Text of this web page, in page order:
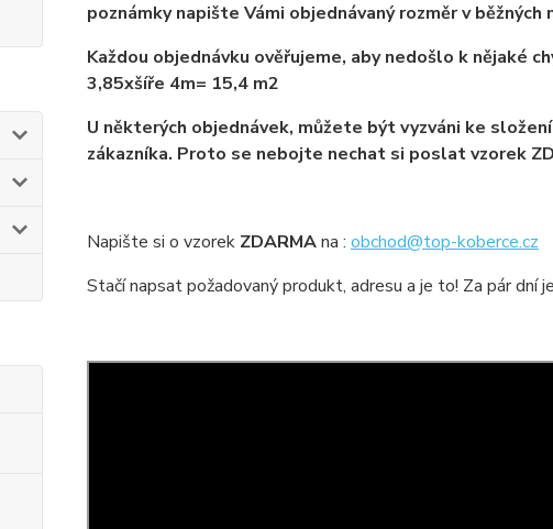
poznámky napište Vámi objednávaný rozměr v běžných
Každou objednávku ověřujeme, aby nedošlo k nějaké
3,85xšíře 4m= 15,4 m2
U některých objednávek, můžete být vyzváni ke
zákazníka. Proto se nebojte nechat si poslat vzorek
Napište si o vzorek ZDARMAna : obchod@top-koberce.cz
Stačí napsat požadovaný produkt, adresu a je to! Za pár dní